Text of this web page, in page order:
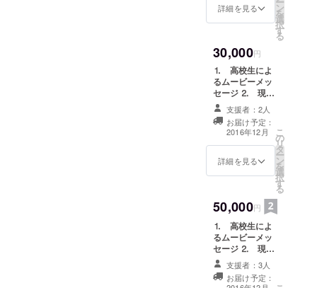
School
Sakuragaok
a high
school
夢 報道
キャスター
になること
become a
is my dream.
趣味 テレ
ビを見るこ
と、歌を歌
うこと
May hobby
詳細を見る ン
を
選
択
す
る
30,000円
⒈ 高校生によ
るムービーメッ
セージ ⒉ 現地
での写真 ⒊
One Young
Worldの参加報
告書 ⒋ 報告書
上にお名前を記
載
支援者：2人
お届け予定：
2016年12月
詳細を見る
こ
の
リ
タ
ー
ン
を
選
択
す
る
50,000円
⒈ 高校生によ
るムービーメッ
セージ ⒉ 現地
での写真 ⒊
One Young
Worldの参加報
支援者：3人
お届け予定：